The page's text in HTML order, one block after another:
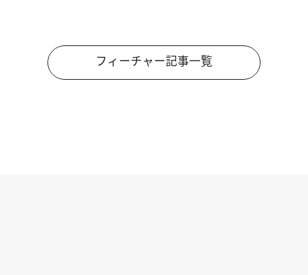
フィーチャー記事一覧